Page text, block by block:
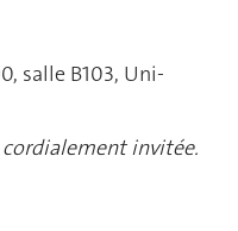
salle B103, Uni-
cordialement invitée.